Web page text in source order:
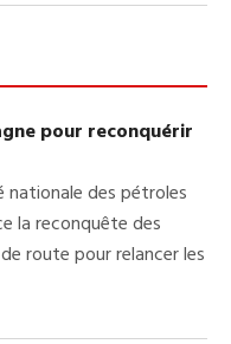
pour reconquérir
des pétroles
la reconquête des
route pour relancer les